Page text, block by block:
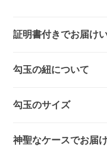
証明書付きでお届け
勾玉の紐について
勾玉のサイズ
神聖なケースでお届